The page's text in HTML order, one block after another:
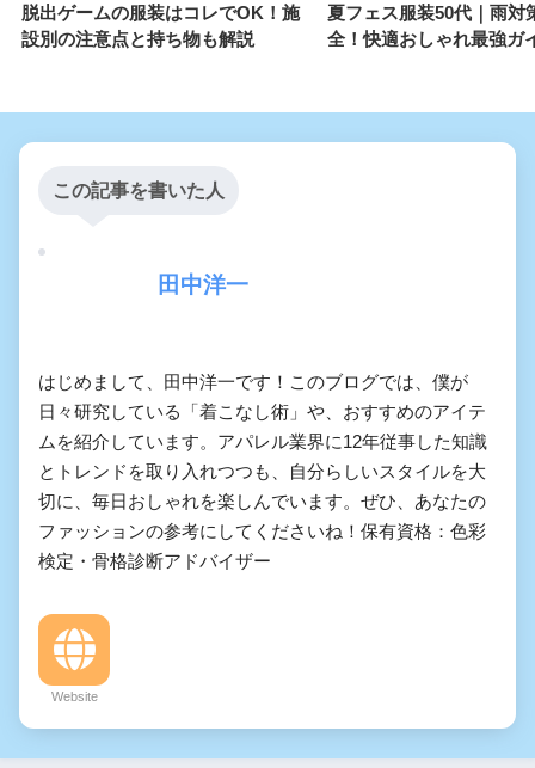
脱出ゲームの服装はコレでOK！施
設別の注意点と持ち物も解説
夏フェス服装50代｜雨対
全！快適おしゃれ最強ガ
この記事を書いた人
田中洋一
はじめまして、田中洋一です！このブログでは、僕が
日々研究している「着こなし術」や、おすすめのアイテ
ムを紹介しています。アパレル業界に12年従事した知識
とトレンドを取り入れつつも、自分らしいスタイルを大
切に、毎日おしゃれを楽しんでいます。ぜひ、あなたの
ファッションの参考にしてくださいね！保有資格：色彩
検定・骨格診断アドバイザー
Website